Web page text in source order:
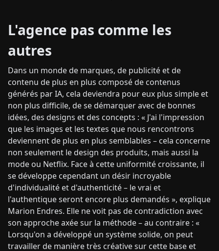
L'agence pas comme les
autres
Dans un monde de marques, de publicité et de
contenu de plus en plus composé de contenus
générés par IA, cela deviendra pour eux plus simple et
non plus difficile, de se démarquer avec de bonnes
idées, des designs et des concepts : « J'ai l'impression
que les images et les textes que nous rencontrons
deviennent de plus en plus semblables – cela concerne
non seulement le design des produits, mais aussi la
mode ou Netflix. Face à cette uniformité croissante, il
se développe cependant un désir incroyable
d'individualité et d'authenticité – le vrai et
l'authentique seront encore plus demandés », explique
Marion Endres. Elle ne voit pas de contradiction avec
son approche axée sur la méthode – au contraire : «
Lorsqu'on a développé un système solide, on peut
travailler de manière très créative sur cette base et